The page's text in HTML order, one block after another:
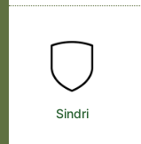
Sindri